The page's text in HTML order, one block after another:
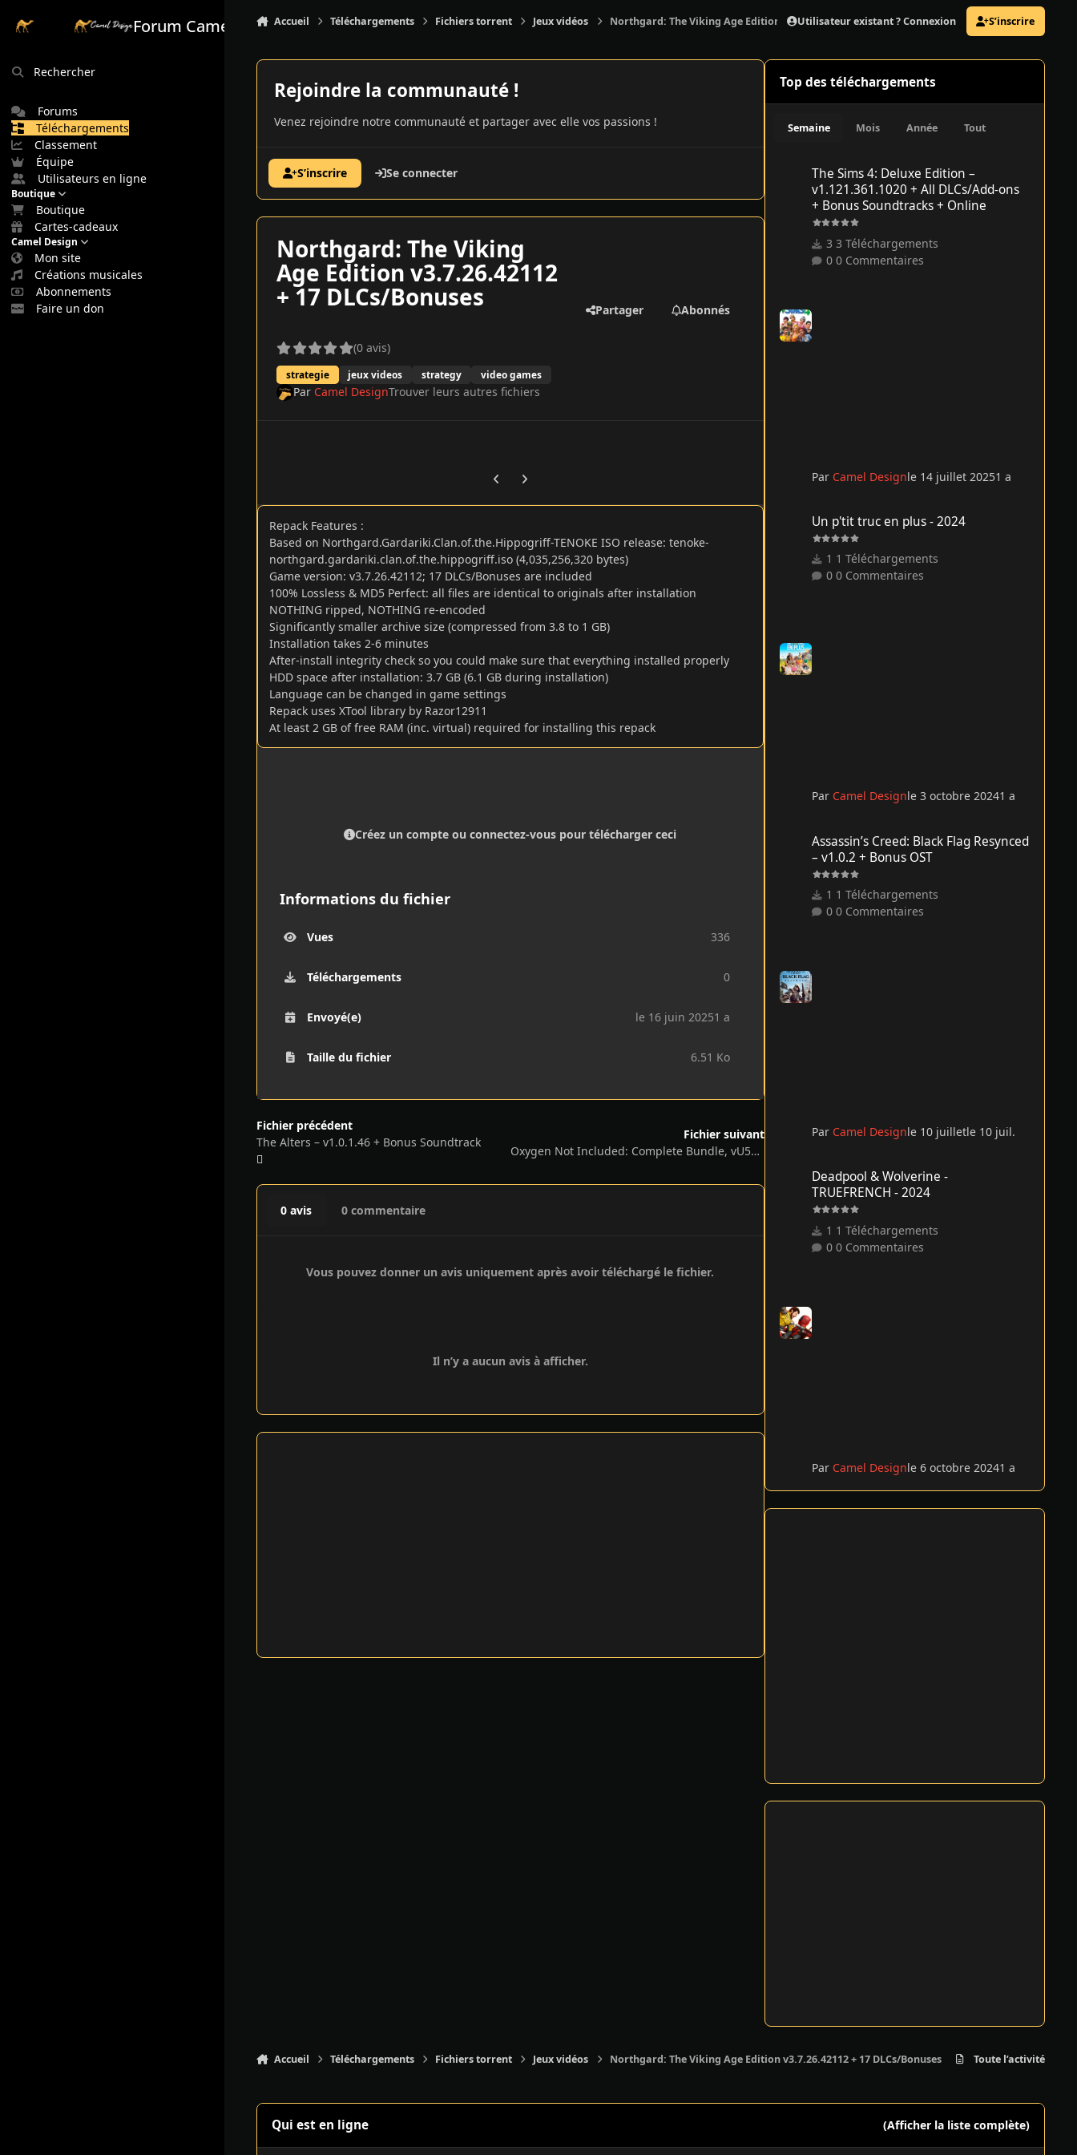
Forum Camel Design
Rechercher
Forums
Téléchargements
Classement
Équipe
Utilisateurs en ligne
Boutique
Boutique
Cartes-cadeaux
Camel Design
Mon site
Créations musicales
Abonnements
Faire un don
Accueil Téléchargements Fichiers torrent Jeux vidéos Northgard: The Viking Age Edition v3.7.26.42112 + 17 DLCs/Bonuses
Utilisateur existant ? Connexion S’inscrire
Rejoindre la communauté !
Venez rejoindre notre communauté et partager avec elle vos passions !
S’inscrire Se connecter
Northgard: The Viking
Age Edition v3.7.26.42112
+ 17 DLCs/Bonuses
(0 avis)
strategie jeux videos strategy video games
Partager Abonnés
Par Camel DesignTrouver leurs autres fichiers
Previous carousel slide
Next carousel slide
Repack Features :
Based on Northgard.Gardariki.Clan.of.the.Hippogriff-TENOKE ISO release: tenoke-
northgard.gardariki.clan.of.the.hippogriff.iso (4,035,256,320 bytes)
Game version: v3.7.26.42112; 17 DLCs/Bonuses are included
100% Lossless & MD5 Perfect: all files are identical to originals after installation
NOTHING ripped, NOTHING re-encoded
Significantly smaller archive size (compressed from 3.8 to 1 GB)
Installation takes 2-6 minutes
After-install integrity check so you could make sure that everything installed properly
HDD space after installation: 3.7 GB (6.1 GB during installation)
Language can be changed in game settings
Repack uses XTool library by Razor12911
At least 2 GB of free RAM (inc. virtual) required for installing this repack
Créez un compte ou connectez-vous pour télécharger ceci
Informations du fichier
Vues 336
Téléchargements 0
Envoyé(e) le 16 juin 20251 a
Taille du fichier 6.51 Ko
Fichier précédent
The Alters – v1.0.1.46 + Bonus Soundtrack
Fichier suivant
Oxygen Not Included: Complete Bundle, vU56-674504-SCR + 5 DLCs
0 avis 0 commentaire
Vous pouvez donner un avis uniquement après avoir téléchargé le fichier.
Il n’y a aucun avis à afficher.
Top des téléchargements
Semaine Mois Année Tout
The Sims 4: Deluxe Edition –
v1.121.361.1020 + All DLCs/Add-ons
+ Bonus Soundtracks + Online
3 Téléchargements
0 Commentaires
Par Camel Designle 14 juillet 20251 a
Un p'tit truc en plus - 2024
1 Téléchargements
0 Commentaires
Par Camel Designle 3 octobre 20241 a
Assassin’s Creed: Black Flag Resynced
– v1.0.2 + Bonus OST
1 Téléchargements
0 Commentaires
Par Camel Designle 10 juilletle 10 juil.
Deadpool & Wolverine -
TRUEFRENCH - 2024
1 Téléchargements
0 Commentaires
Par Camel Designle 6 octobre 20241 a
Accueil Téléchargements Fichiers torrent Jeux vidéos Northgard: The Viking Age Edition v3.7.26.42112 + 17 DLCs/Bonuses Toute l’activité
Qui est en ligne (Afficher la liste complète)